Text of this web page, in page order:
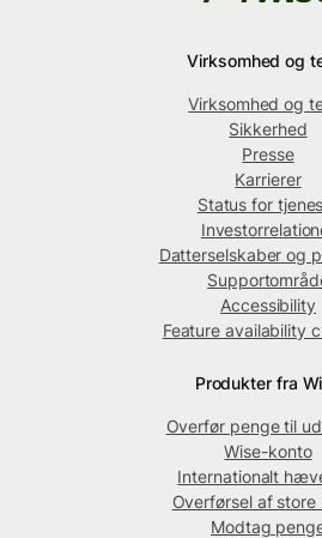
Virksomhed og
Virksomhed og
Sikkerhed
Presse
Karrierer
Status for
Datterselskaber og
Accessibility
Feature availability
Produkter fra
Overfør penge til
Wise-konto
Internationalt
Overførsel af store
Modtag